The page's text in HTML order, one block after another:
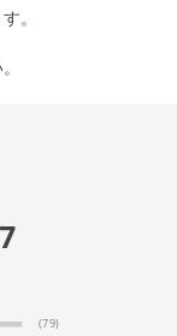
。
(79)